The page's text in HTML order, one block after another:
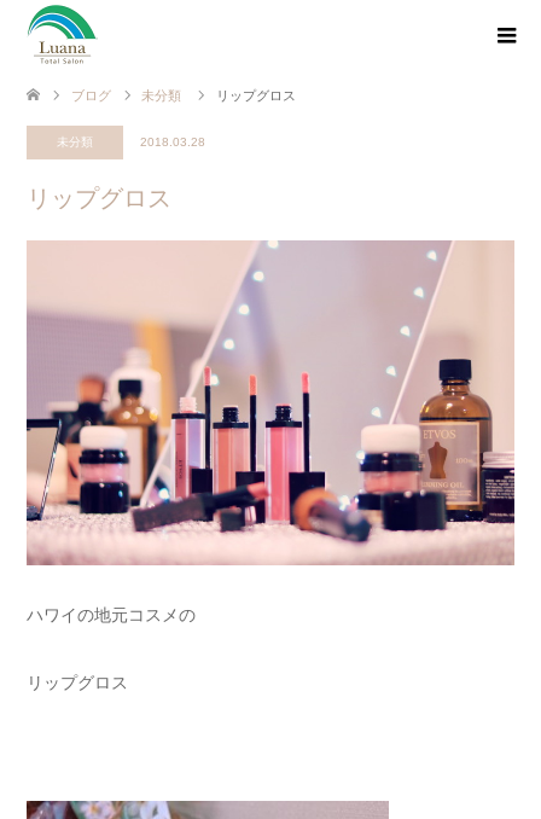
ブログ 未分類 リップグロス
未分類 2018.03.28
リップグロス
ハワイの地元コスメの
リップグロス